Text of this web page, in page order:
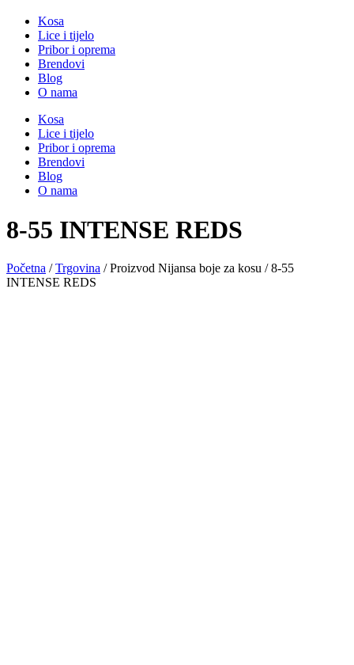
Kosa
Lice i tijelo
Pribor i oprema
Brendovi
Blog
O nama
Kosa
Lice i tijelo
Pribor i oprema
Brendovi
Blog
O nama
8-55 INTENSE REDS
Početna /Trgovina / Proizvod Nijansa boje za kosu / 8-55
INTENSE REDS